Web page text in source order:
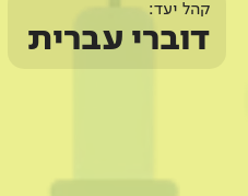
קהל יעד:
דוברי עברית